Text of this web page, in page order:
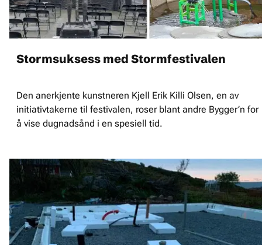
Stormsuksess med Stormfestivalen
Den anerkjente kunstneren Kjell Erik Killi Olsen, en av
initiativtakerne til festivalen, roser blant andre Bygger’n for
å vise dugnadsånd i en spesiell tid.